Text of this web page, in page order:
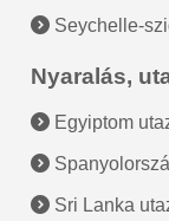
Seychelle-
Nyaralás,
Egyiptom
Sri Lanka